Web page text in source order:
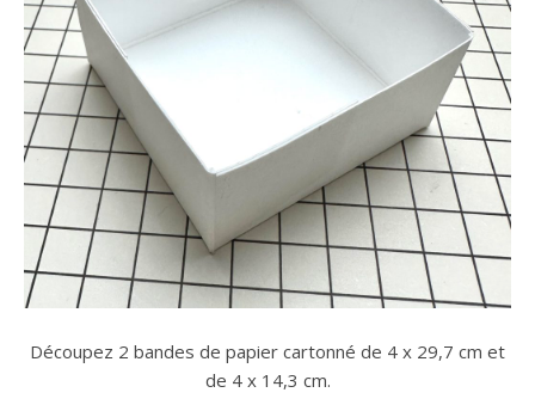
Découpez 2 bandes de papier cartonné de 4 x 29,7 cm et
de 4 x 14,3 cm.